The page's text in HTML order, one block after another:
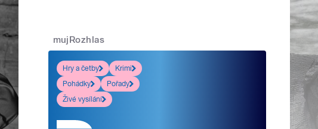
mujRozhlas
Hry a četby
Krimi
Pohádky
Pořady
Živé vysílání